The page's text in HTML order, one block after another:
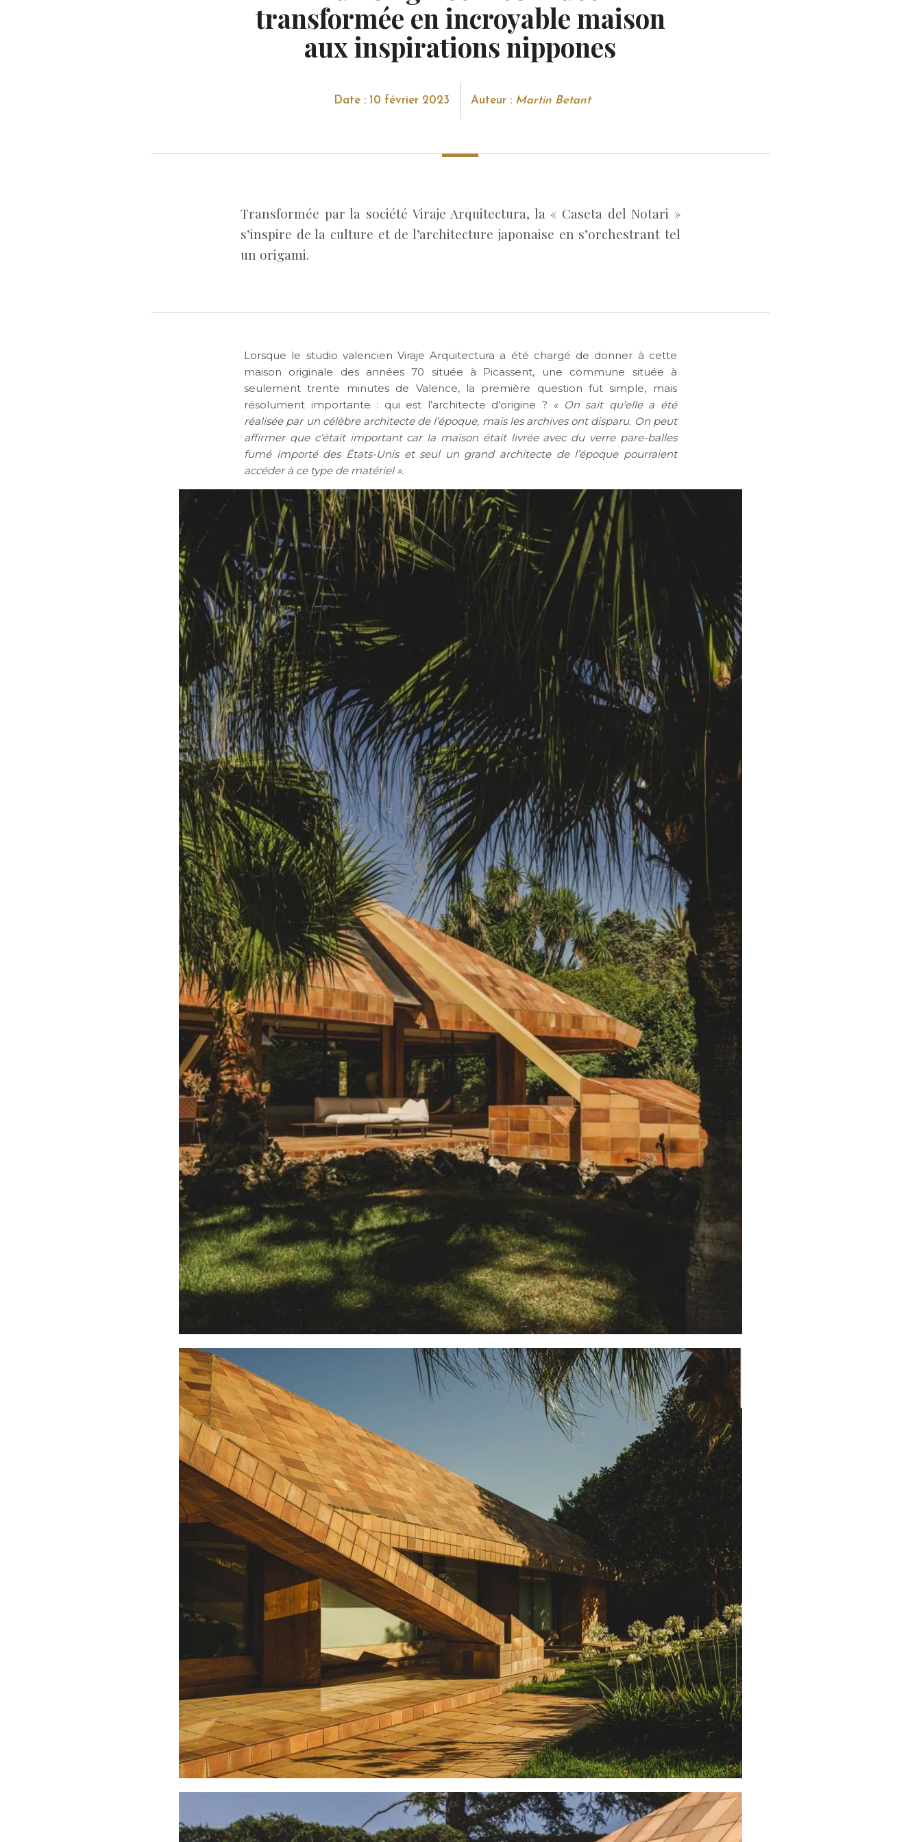
transformée en incroyable maison
aux inspirations nippones
Date : 10 février 2023 Auteur : Martin Betant
Transformée par la société Viraje Arquitectura, la « Caseta del Notari »
s’inspire de la culture et de l’architecture japonaise en s’orchestrant tel
un origami.
Lorsque le studio valencien Viraje Arquitectura a été chargé de donner à cette
maison originale des années 70 située à Picassent, une commune située à
seulement trente minutes de Valence, la première question fut simple, mais
résolument importante : qui est l’architecte d’origine ? « On sait qu’elle a été
réalisée par un célèbre architecte de l’époque, mais les archives ont disparu. On peut
affirmer que c’était important car la maison était livrée avec du verre pare-balles
fumé importé des États-Unis et seul un grand architecte de l’époque pourraient
accéder à ce type de matériel ».